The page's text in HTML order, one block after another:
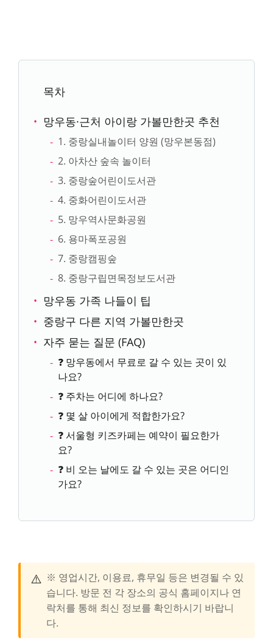
목차
망우동·근처 아이랑 가볼만한곳 추천
1. 중랑실내놀이터 양원 (망우본동점)
2. 아차산 숲속 놀이터
3. 중랑숲어린이도서관
4. 중화어린이도서관
5. 망우역사문화공원
6. 용마폭포공원
7. 중랑캠핑숲
8. 중랑구립면목정보도서관
망우동 가족 나들이 팁
중랑구 다른 지역 가볼만한곳
자주 묻는 질문 (FAQ)
❓ 망우동에서 무료로 갈 수 있는 곳이 있
나요?
❓ 주차는 어디에 하나요?
❓ 몇 살 아이에게 적합한가요?
❓ 서울형 키즈카페는 예약이 필요한가
요?
❓ 비 오는 날에도 갈 수 있는 곳은 어디인
가요?
⚠️ ※ 영업시간, 이용료, 휴무일 등은 변경될 수 있
습니다. 방문 전 각 장소의 공식 홈페이지나 연
락처를 통해 최신 정보를 확인하시기 바랍니
다.